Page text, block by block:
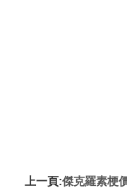
上一頁:傑克羅素梗價格 選購傑克羅素梗的